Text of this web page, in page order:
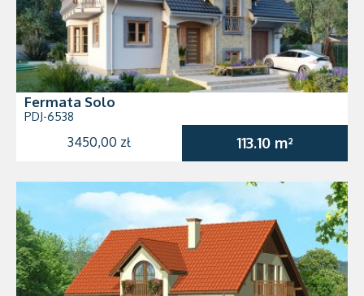
Fermata Solo
PDJ-6538
3450,00 zł 113.10 m²